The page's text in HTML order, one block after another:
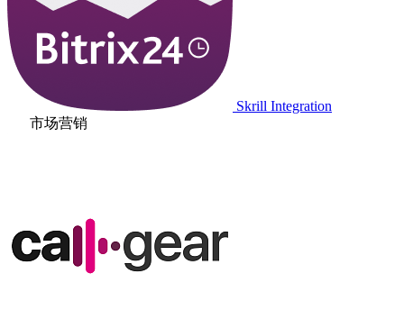
Skrill Integration
市场营销